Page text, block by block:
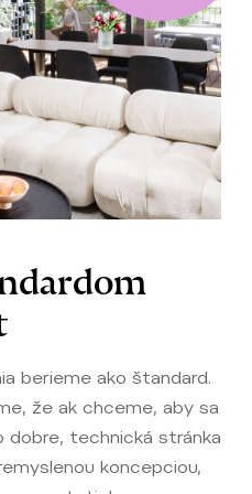
berieme ako štandard.
že ak chceme, aby sa
dobre, technická stránka
koncepciou,